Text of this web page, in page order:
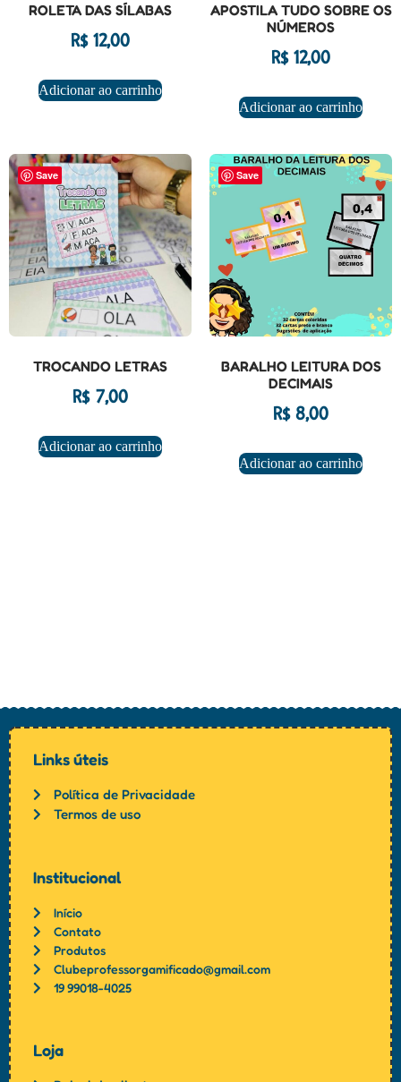
ROLETA DAS SÍLABAS
R$12,00
Adicionar ao carrinho
APOSTILA TUDO SOBRE OS
NÚMEROS
R$12,00
Adicionar ao carrinho
Save
TROCANDO LETRAS
R$7,00
Adicionar ao carrinho
Save
BARALHO LEITURA DOS
DECIMAIS
R$8,00
Adicionar ao carrinho
Links úteis
Política de Privacidade
Termos de uso
Institucional
Início
Contato
Produtos
Clubeprofessorgamificado@gmail.com
19 99018-4025
Loja